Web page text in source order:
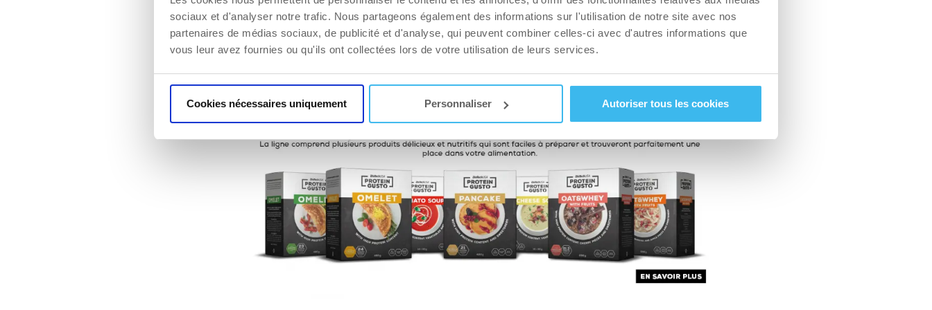
sociaux et d'analyser notre trafic. Nous partageons également des informations sur l'utilisation de notre site avec nos
partenaires de médias sociaux, de publicité et d'analyse, qui peuvent combiner celles-ci avec d'autres informations que
vous leur avez fournies ou qu'ils ont collectées lors de votre utilisation de leurs services.
Cookies nécessaires uniquement Personnaliser Autoriser tous les cookies
gâché. Que ce soit low carb, sain, coloré, protéiné, spécifique à un style de cuisine… Faites
vous plaisir et découvrez plein de nouvelles recettes! Ceci dit entre nous, petit tips: les livres
pour diabétiques ont des recettes sans sucres exquises. Une redécouverte de la cuisine.
Un colis de compléments BioTechUSA:rien ne fait plus plaisir!